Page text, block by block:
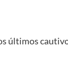
últimos